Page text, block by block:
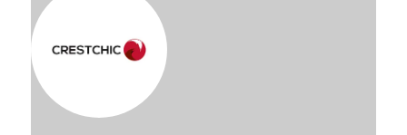
Data & AI Leaders Summit
Data Centre World